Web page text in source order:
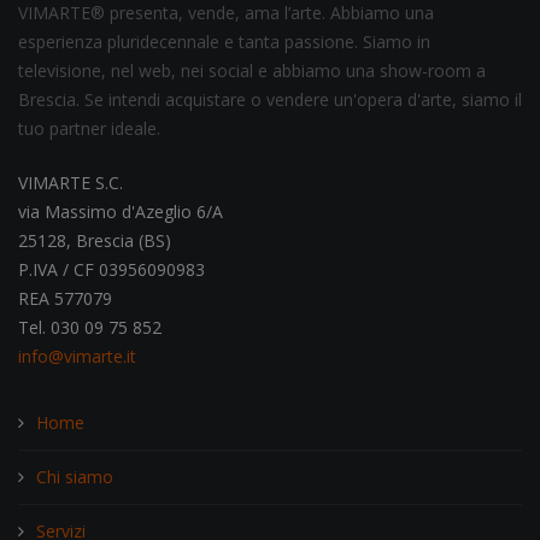
VIMARTE® presenta, vende, ama l’arte. Abbiamo una
esperienza pluridecennale e tanta passione. Siamo in
televisione, nel web, nei social e abbiamo una show-room a
Brescia. Se intendi acquistare o vendere un'opera d'arte, siamo il
tuo partner ideale.
VIMARTE S.C.
via Massimo d'Azeglio 6/A
25128, Brescia (BS)
P.IVA / CF 03956090983
REA 577079
Tel. 030 09 75 852
info@vimarte.it
Home
Chi siamo
Servizi